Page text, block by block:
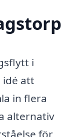
i
idé att
in flera
alternativ
för